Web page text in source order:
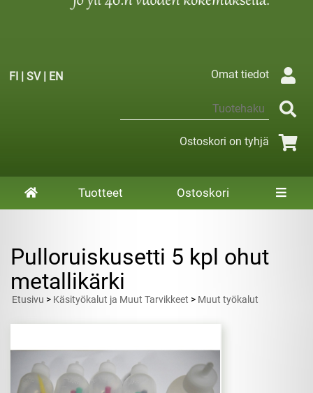
FI | SV| EN Omat tiedot
Ostoskori on tyhjä
Tuotteet Ostoskori
Pulloruiskusetti 5 kpl ohut
metallikärki
Etusivu > Käsityökalut ja Muut Tarvikkeet > Muut työkalut